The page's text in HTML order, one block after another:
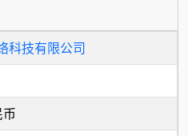
科技有限公司